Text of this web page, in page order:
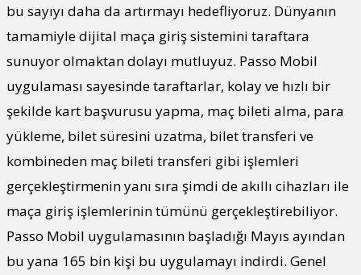
bu sayıyı daha da artırmayı hedefliyoruz. Dünyanın
tamamiyle dijital maça giriş sistemini taraftara
sunuyor olmaktan dolayı mutluyuz. Passo Mobil
uygulaması sayesinde taraftarlar, kolay ve hızlı bir
şekilde kart başvurusu yapma, maç bileti alma, para
yükleme, bilet süresini uzatma, bilet transferi ve
kombineden maç bileti transferi gibi işlemleri
gerçekleştirmenin yanı sıra şimdi de akıllı cihazları ile
maça giriş işlemlerinin tümünü gerçekleştirebiliyor.
Passo Mobil uygulamasının başladığı Mayıs ayından
bu yana 165 bin kişi bu uygulamayı indirdi. Genel